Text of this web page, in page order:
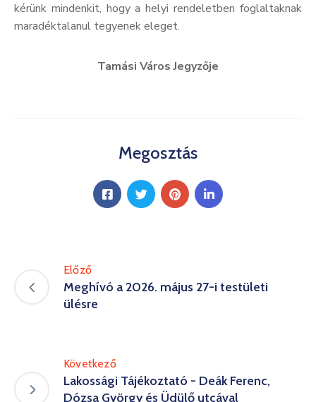
kérünk mindenkit, hogy a helyi rendeletben foglaltaknak
maradéktalanul tegyenek eleget.
Tamási Város Jegyzője
Megosztás
Előző
Meghívó a 2026. május 27-i testületi
ülésre
Következő
Lakossági Tájékoztató - Deák Ferenc,
Dózsa György és Üdülő utcával